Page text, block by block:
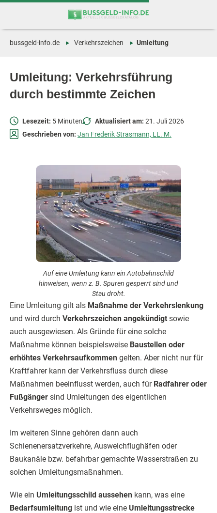
Zum
Zur
Umleitung: Verkehrsführung
durch bestimmte Zeichen
bussgeld-info.de Verkehrszeichen Umleitung
Lesezeit: 5 Minuten Aktualisiert am: 21. Juli 2026
Geschrieben von: Jan Frederik Strasmann, LL. M.
Auf eine Umleitung kann ein Autobahnschild
hinweisen, wenn z. B. Spuren gesperrt sind und
Stau droht.
Eine Umleitung gilt als Maßnahme der Verkehrslenkung
und wird durch Verkehrszeichen angekündigt sowie
auch ausgewiesen. Als Gründe für eine solche
Maßnahme können beispielsweise Baustellen oder
erhöhtes Verkehrsaufkommen gelten. Aber nicht nur für
Kraftfahrer kann der Verkehrsfluss durch diese
Maßnahmen beeinflusst werden, auch für Radfahrer oder
Fußgänger sind Umleitungen des eigentlichen
Verkehrsweges möglich.
Im weiteren Sinne gehören dann auch
Schienenersatzverkehre, Ausweichflughäfen oder
Baukanäle bzw. befahrbar gemachte Wasserstraßen zu
solchen Umleitungsmaßnahmen.
Wie ein Umleitungsschild aussehen kann, was eine
Bedarfsumleitung ist und wie eine Umleitungsstrecke